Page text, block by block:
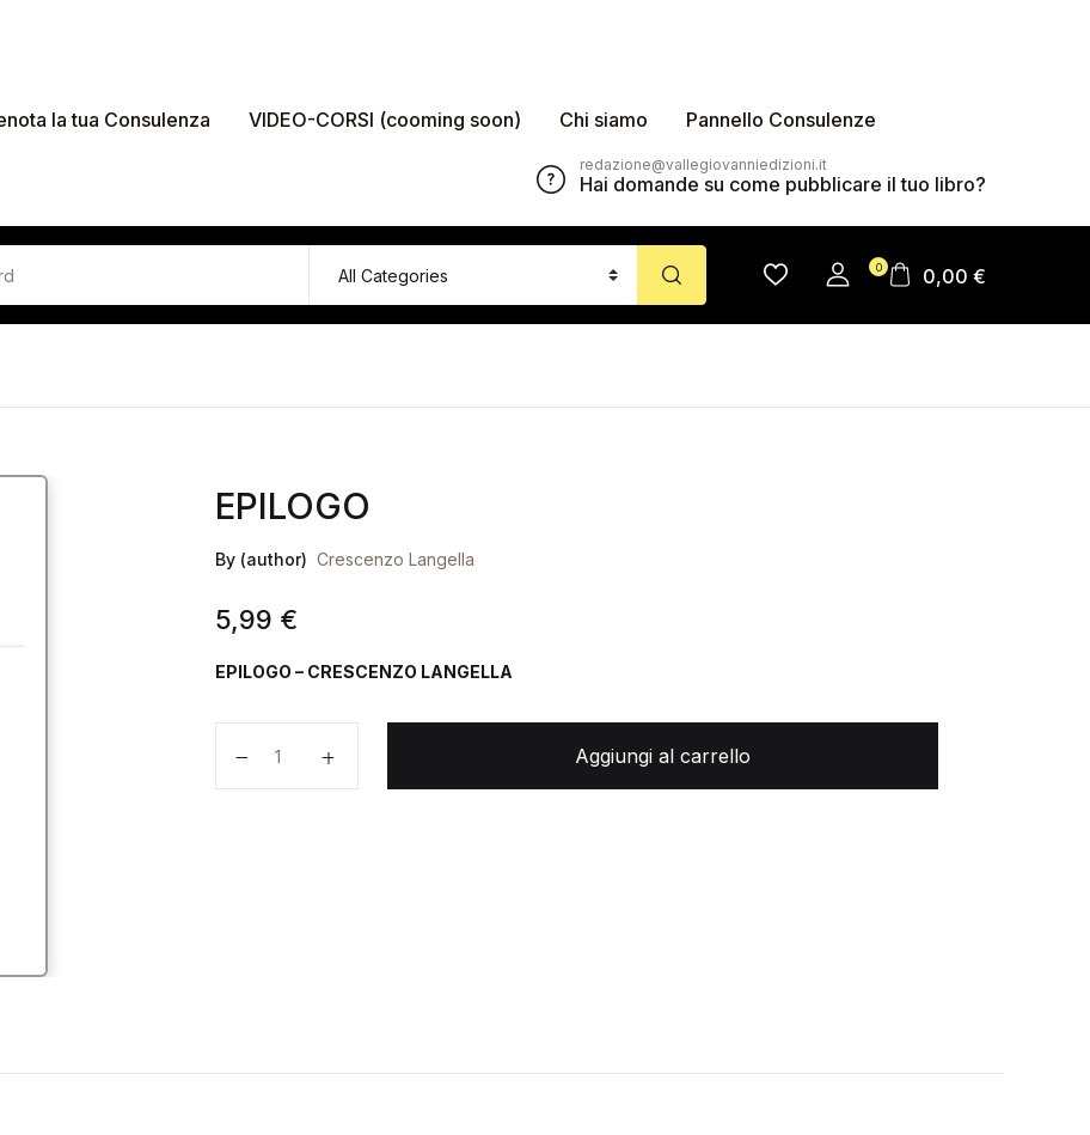
la tua Consulenza VIDEO-CORSI (cooming soon) Chi siamo Pannello Consulenze
redazione@vallegiovanniedizioni.it
Hai domande su come pubblicare il tuo libro?
0 0,00 €
EPILOGO
By (author) Crescenzo Langella
5,99 €
EPILOGO – CRESCENZO LANGELLA
Aggiungi al carrello